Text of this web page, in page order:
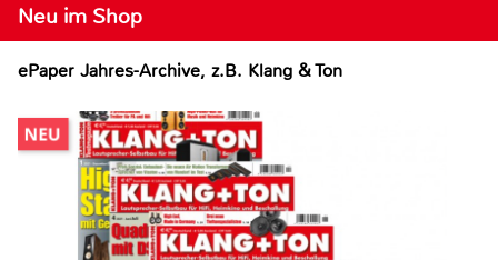
Neu im Shop
ePaper Jahres-Archive, z.B. Klang & Ton